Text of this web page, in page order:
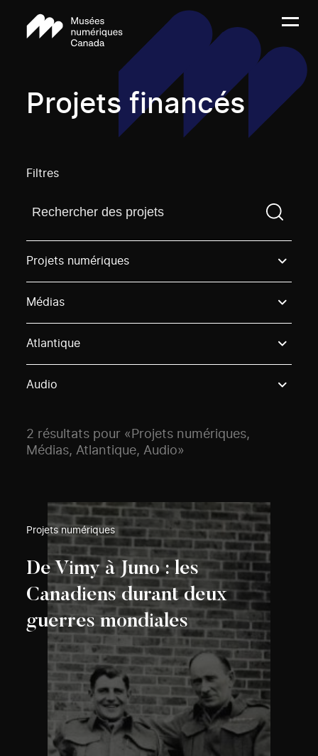
Projets financés
Filtres
Trouvez un projetVous devez saisir un terme de
Projets numériques
Médias
Atlantique
Audio
2 résultats pour «Projets numériques,
Médias, Atlantique, Audio»
Projets numériques
De Vimy à Juno : les
Canadiens durant deux
guerres mondiales